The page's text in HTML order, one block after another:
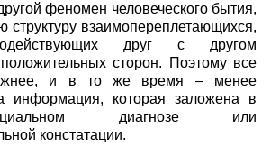
феномен человеческого бытия,
структуру взаимопереплетающихся,
друг с другом
сторон. Поэтому все
и в то же время – менее
информация, которая заложена в
диагнозе или
констатации.